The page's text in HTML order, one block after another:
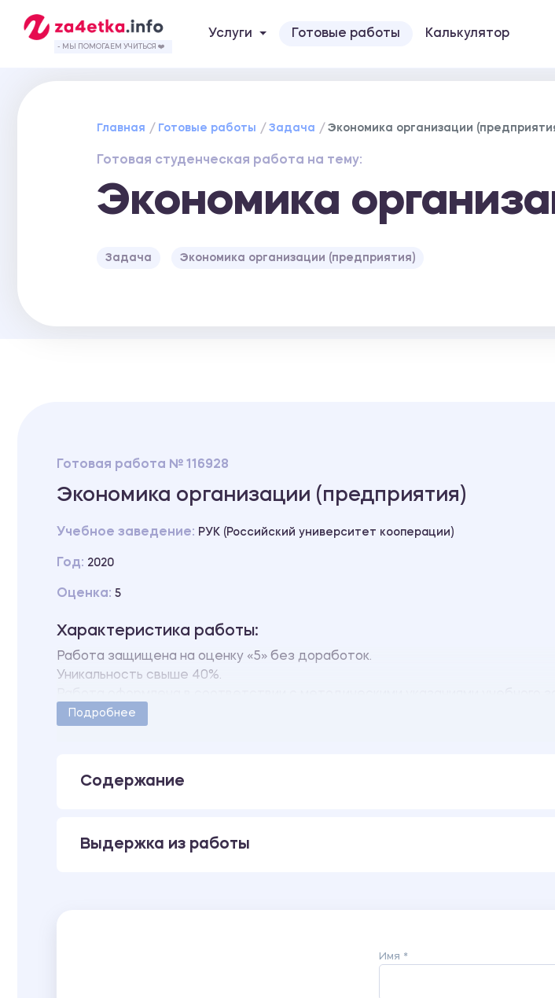
- МЫ ПОМОГАЕМ УЧИТЬСЯ ❤️
Услуги Готовые работы Калькулятор
Главная Готовые работы Задача Экономика организации
Готовая студенческая работа на тему:
Экономика
Задача Экономика организации (предприятия)
Готовая работа № 116928
Экономика организации (предприятия)
Учебное заведение: РУК (Российский университет кооперации)
Год: 2020
Оценка: 5
Характеристика работы:
Работа защищена на оценку «5» без доработок.
Уникальность свыше 40%.
Количество страниц - 6.
Подробнее
Содержание
Выдержка из работы
Имя *